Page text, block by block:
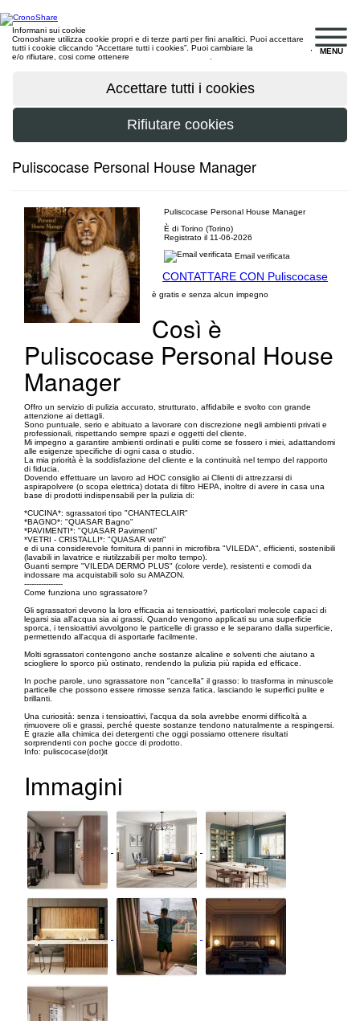
MENU
Informani sui cookie
Cronoshare utilizza cookie propri e di terze parti per fini analitici. Puoi accettare
tutti i cookie cliccando “Accettare tutti i cookies”. Puoi cambiare la
e/o rifiutare, cosi come ottenere
Puliscocase Personal House Manager
Puliscocase Personal House Manager
È di Torino (Torino)
Registrato il 11-06-2026
Email verificata
CONTATTARE CON Puliscocase
è gratis e senza alcun impegno
Così è
Puliscocase Personal House
Manager
Offro un servizio di pulizia accurato, strutturato, affidabile e svolto con grande
attenzione ai dettagli.
Sono puntuale, serio e abituato a lavorare con discrezione negli ambienti privati e
professionali, rispettando sempre spazi e oggetti del cliente.
Mi impegno a garantire ambienti ordinati e puliti come se fossero i miei, adattandomi
alle esigenze specifiche di ogni casa o studio.
La mia priorità è la soddisfazione del cliente e la continuità nel tempo del rapporto
di fiducia.
Dovendo effettuare un lavoro ad HOC consiglio ai Clienti di attrezzarsi di
aspirapolvere (o scopa elettrica) dotata di filtro HEPA, inoltre di avere in casa una
base di prodotti indispensabili per la pulizia di:
*CUCINA*: sgrassatori tipo "CHANTECLAIR"
*BAGNO*: "QUASAR Bagno"
*PAVIMENTI*: "QUASAR Pavimenti"
*VETRI - CRISTALLI*: "QUASAR vetri"
e di una considerevole fornitura di panni in microfibra "VILEDA", efficienti, sostenibili
(lavabili in lavatrice e riutilzzabili per molto tempo).
Guanti sempre "VILEDA DERMO PLUS" (colore verde), resistenti e comodi da
indossare ma acquistabili solo su AMAZON.
----------------
Come funziona uno sgrassatore?
Gli sgrassatori devono la loro efficacia ai tensioattivi, particolari molecole capaci di
legarsi sia all'acqua sia ai grassi. Quando vengono applicati su una superficie
sporca, i tensioattivi avvolgono le particelle di grasso e le separano dalla superficie,
permettendo all'acqua di asportarle facilmente.
Molti sgrassatori contengono anche sostanze alcaline e solventi che aiutano a
sciogliere lo sporco più ostinato, rendendo la pulizia più rapida ed efficace.
In poche parole, uno sgrassatore non "cancella" il grasso: lo trasforma in minuscole
particelle che possono essere rimosse senza fatica, lasciando le superfici pulite e
brillanti.
Una curiosità: senza i tensioattivi, l'acqua da sola avrebbe enormi difficoltà a
rimuovere oli e grassi, perché queste sostanze tendono naturalmente a respingersi.
È grazie alla chimica dei detergenti che oggi possiamo ottenere risultati
sorprendenti con poche gocce di prodotto.
Info: puliscocase(dot)it
Immagini